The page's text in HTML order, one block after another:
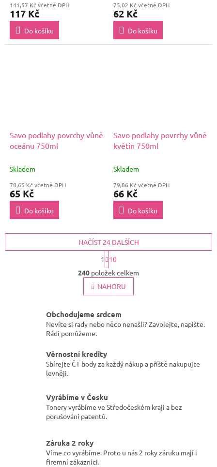
141,57 Kč včetně DPH
117 Kč
Do košíku
75,02 Kč včetně DPH
62 Kč
Do košíku
Savo podlahy povrchy vůně
oceánu 750ml
Skladem
78,65 Kč včetně DPH
65 Kč
Do košíku
Savo podlahy povrchy vůně
květin 750ml
Skladem
79,86 Kč včetně DPH
66 Kč
Do košíku
O
v
l
á
a
c
k
p
NAČÍST 24 DALŠÍCH
S
t
r
á
n
k
v
á
n
1
10
240 položek celkem
NAHORU
Obchodujeme srdcem
Nevíte si rady nebo něco nenašli? Zavolejte, napište.
Rádi pomůžeme.
Věrnostní kredity
Sbírejte ČT body za každý nákup a příště nakupujte
levněji.
Vyrábíme v Česku
Tonery vyrábíme ve Středočeském kraji a bez
porušování patentů.
Záruka 2 roky
Víme co vyrábíme. Proto u nás 2 roky záruku mají i
firemní zákazníci.